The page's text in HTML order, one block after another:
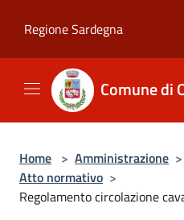
Regione Sardegna
Comune di
Home > Amministrazione >
Atto normativo >
Regolamento circolazione